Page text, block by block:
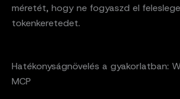
méretét, hogy ne fogyaszd el
tokenkeretedet.
Hatékonyságnövelés a gyakorlatban:
MCP